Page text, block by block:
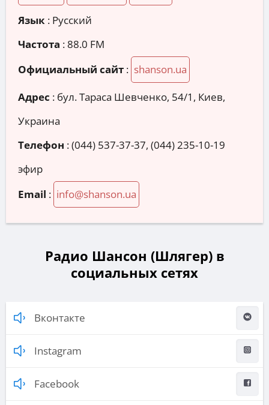
Язык : Русский
Частота : 88.0 FM
Официальный сайт : shanson.ua
Адрес : бул. Тараса Шевченко, 54/1, Киев,
Украина
Телефон :(044) 537-37-37, (044) 235-10-19
эфир
Email : info@shanson.ua
Радио Шансон (Шлягер) в
социальных сетях
Вконтакте
Instagram
Facebook